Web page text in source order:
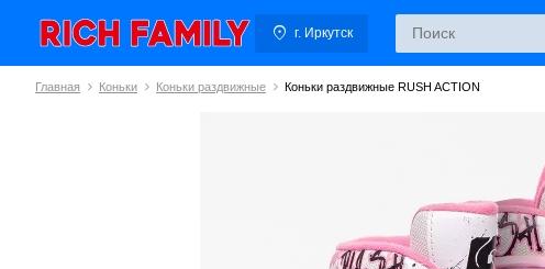
г. Иркутск
Главная Коньки Коньки раздвижные Коньки раздвижные RUSH ACTION